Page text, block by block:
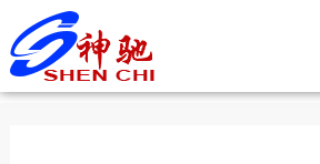
关于神驰
公司简介
新闻中心
公司新闻
产品与业务
主要装置
科技创新
创新平台
可持续发展
安全生产
人才发展
人才培养
联系我们
联系方式